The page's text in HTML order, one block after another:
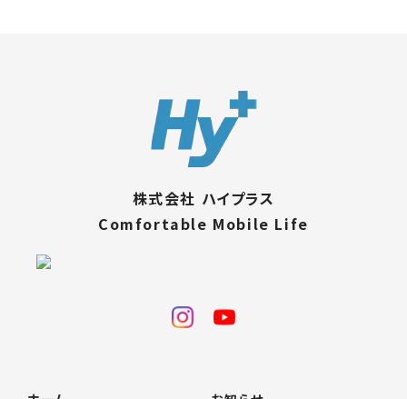
株式会社 ハイプラス
Comfortable Mobile Life